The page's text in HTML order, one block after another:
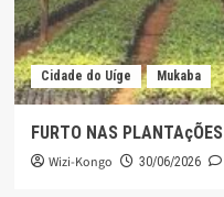
Cidade do Uíge Mukaba
FURTO NAS
Wizi-Kongo 30/06/2026